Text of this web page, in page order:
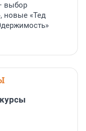
выбор
новые «Тед